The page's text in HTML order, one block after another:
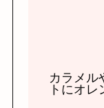
カラメル
トにオ